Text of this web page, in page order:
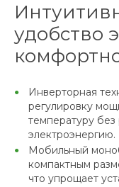
удобство
Инверторная
регулировку
температуру
электроэнергию.
Мобильный
компактным
что упрощает